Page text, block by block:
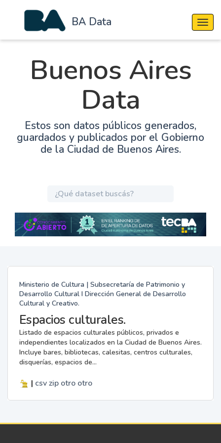
BA Data
Buenos Aires
Data
Estos son datos públicos generados,
guardados y publicados por el Gobierno
de la Ciudad de Buenos Aires.
Ministerio de Cultura | Subsecretaría de Patrimonio y
Desarrollo Cultural I Dirección General de Desarrollo
Cultural y Creativo.
Espacios culturales.
Listado de espacios culturales públicos, privados e
independientes localizados en la Ciudad de Buenos Aires.
Incluye bares, bibliotecas, calesitas, centros culturales,
disquerías, espacios de...
| csv zip otro otro